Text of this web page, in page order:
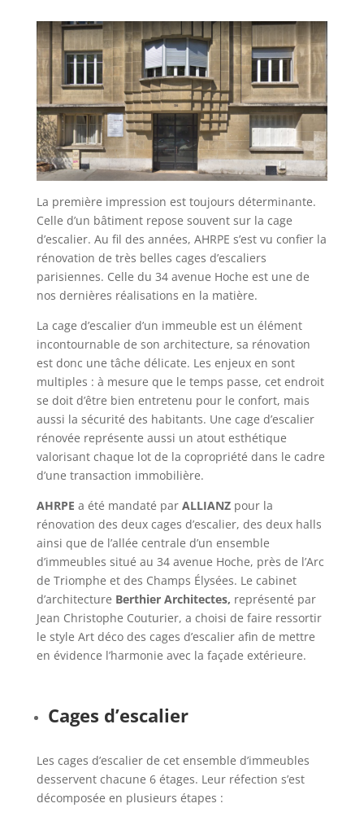
La première impression est toujours déterminante.
Celle d’un bâtiment repose souvent sur la cage
d’escalier. Au fil des années, AHRPE s’est vu confier la
rénovation de très belles cages d’escaliers
parisiennes. Celle du 34 avenue Hoche est une de
nos dernières réalisations en la matière.
La cage d’escalier d’un immeuble est un élément
incontournable de son architecture, sa rénovation
est donc une tâche délicate. Les enjeux en sont
multiples : à mesure que le temps passe, cet endroit
se doit d’être bien entretenu pour le confort, mais
aussi la sécurité des habitants. Une cage d’escalier
rénovée représente aussi un atout esthétique
valorisant chaque lot de la copropriété dans le cadre
d’une transaction immobilière.
AHRPE a été mandaté parALLIANZpour la
rénovation des deux cages d’escalier, des deux halls
ainsi que de l’allée centrale d’un ensemble
d’immeubles situé au 34 avenue Hoche, près de l’Arc
de Triomphe et des Champs Élysées. Le cabinet
d’architecture Berthier Architectes, représenté par
Jean Christophe Couturier, a choisi de faire ressortir
le style Art déco des cages d’escalier afin de mettre
en évidence l’harmonie avec la façade extérieure.
Cages d’escalier
Les cages d’escalier de cet ensemble d’immeubles
desservent chacune 6 étages. Leur réfection s’est
décomposée en plusieurs étapes :